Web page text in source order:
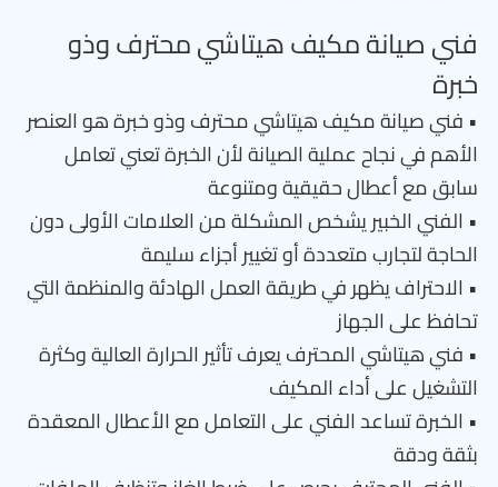
فني صيانة مكيف هيتاشي محترف وذو
خبرة
• فني صيانة مكيف هيتاشي محترف وذو خبرة هو العنصر
الأهم في نجاح عملية الصيانة لأن الخبرة تعني تعامل
سابق مع أعطال حقيقية ومتنوعة
• الفني الخبير يشخص المشكلة من العلامات الأولى دون
الحاجة لتجارب متعددة أو تغيير أجزاء سليمة
• الاحتراف يظهر في طريقة العمل الهادئة والمنظمة التي
تحافظ على الجهاز
• فني هيتاشي المحترف يعرف تأثير الحرارة العالية وكثرة
التشغيل على أداء المكيف
• الخبرة تساعد الفني على التعامل مع الأعطال المعقدة
بثقة ودقة